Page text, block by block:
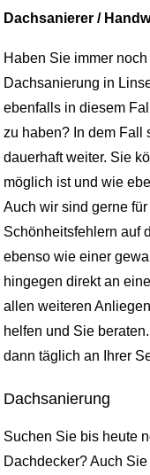
Dachsanierer /
Haben Sie immer
Dachsanierung in
ebenfalls in diesem
zu haben? In dem Fall
dauerhaft weiter. Sie
möglich ist und wie
Auch wir sind gerne
Schönheitsfehlern auf
ebenso wie einer
hingegen direkt an
allen weiteren
helfen und Sie
dann täglich an Ihrer
Dachsanierung
Suchen Sie bis heute
Dachdecker? Auch